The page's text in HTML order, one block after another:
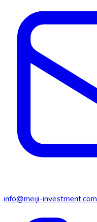
info@meiji-investment.com